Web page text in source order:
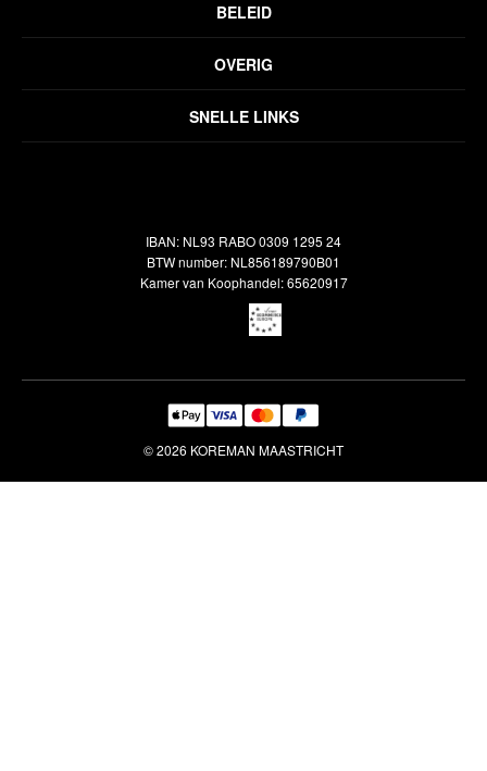
SNELLE LINKS
OVERIG
Inspiratie
Veelgestelde vragen
BELEID
Disclaimer
Verzendbeleid
IBAN: NL93 RABO 0309 1295 24
BTW number: NL856189790B01
Kamer van Koophandel: 65620917
© 2026 KOREMAN MAASTRICHT